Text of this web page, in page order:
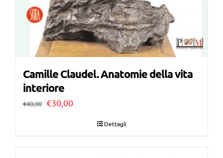
Camille Claudel. Anatomie della vita
interiore
€40,00 Il
€30,00Il
Dettagli